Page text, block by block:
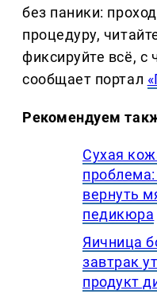
без паники:
процедуру,
фиксируйте всё, с
сообщает портал
Рекомендуем
Сухая
вернуть
педикюра
Яичница
завтрак
продукт